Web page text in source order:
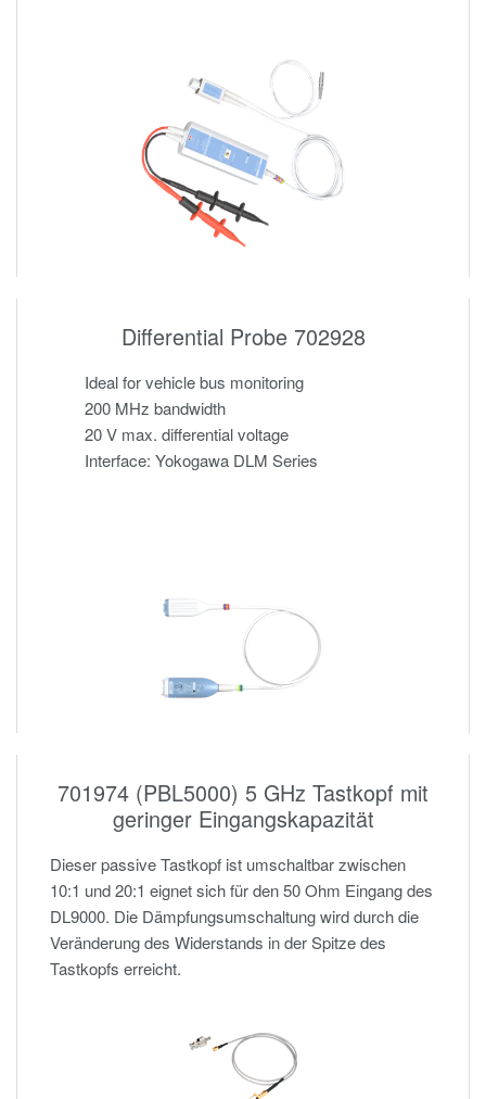
Differential Probe 702928
Ideal for vehicle bus monitoring
200 MHz bandwidth
20 V max. differential voltage
Interface: Yokogawa DLM Series
701974 (PBL5000) 5 GHz Tastkopf mit
geringer Eingangskapazität
Dieser passive Tastkopf ist umschaltbar zwischen
10:1 und 20:1 eignet sich für den 50 Ohm Eingang des
DL9000. Die Dämpfungsumschaltung wird durch die
Veränderung des Widerstands in der Spitze des
Tastkopfs erreicht.